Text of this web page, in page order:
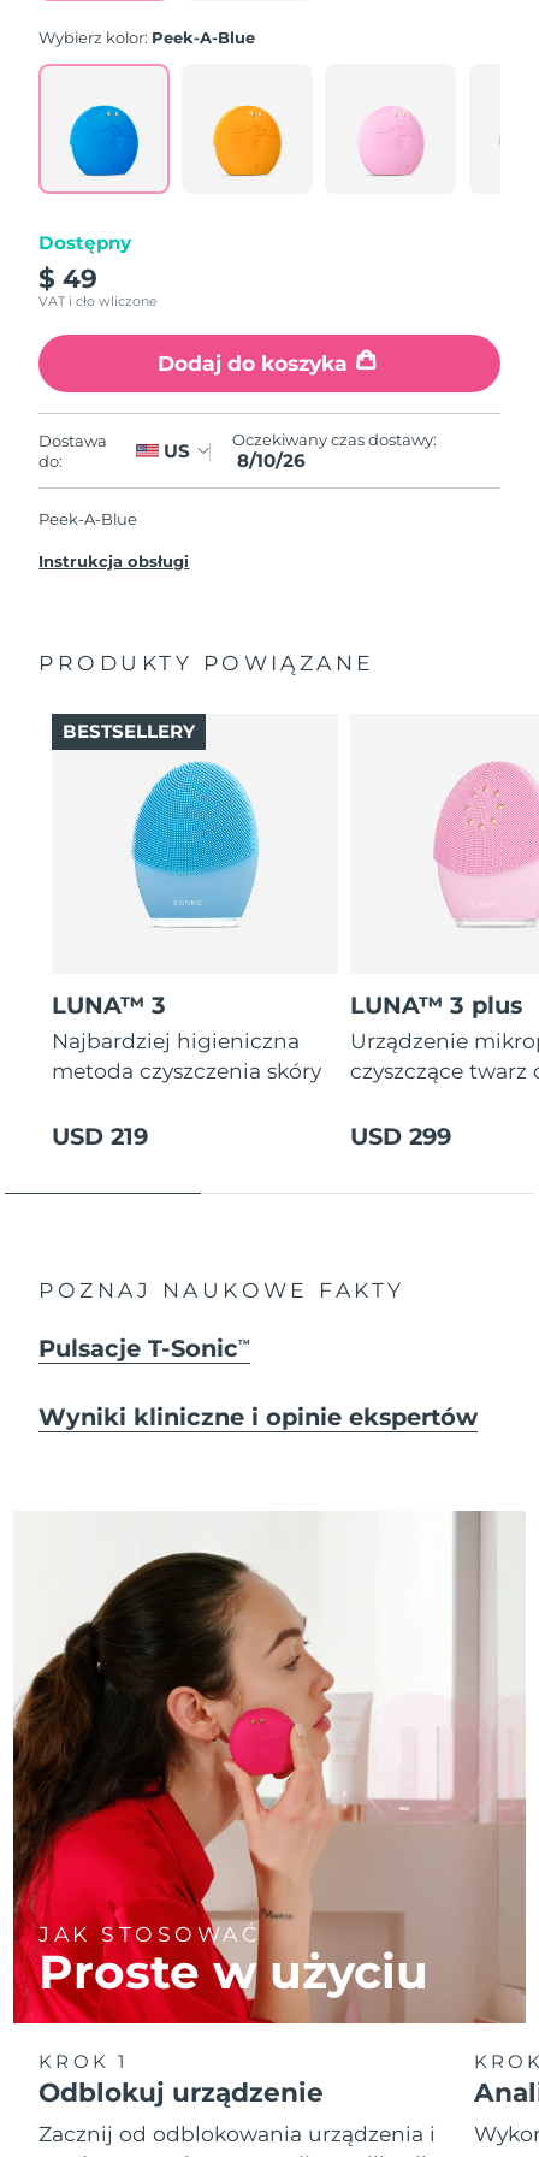
Wybierz kolor: Peek-A-Blue
Dostępny
$ 49
VAT i cło wliczone
Dodaj do koszyka
Dostawa
do:
US Oczekiwany czas dostawy:
8/10/26
Peek-A-Blue
Instrukcja obsługi
PRODUKTY POWIĄZANE
LUNA™ 3
Najbardziej higieniczna
metoda czyszczenia skóry
USD 219
BESTSELLERY
LUNA™ 3 plus
Urządzenie
czyszczące twarz
USD 299
POZNAJ NAUKOWE FAKTY
Pulsacje T-SonicTM
Wyniki kliniczne i opinie ekspertów
JAK STOSOWAĆ
Proste w użyciu
KROK 1
Odblokuj urządzenie
Zacznij od odblokowania urządzenia i